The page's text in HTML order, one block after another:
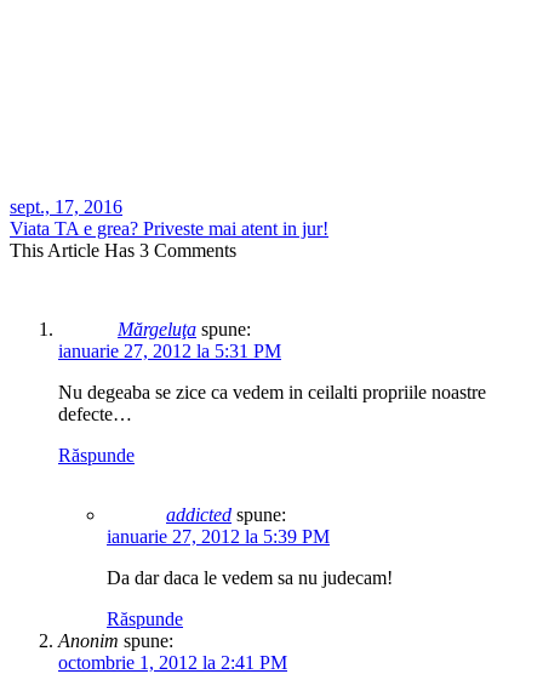
sept., 17, 2016
Viata TA e grea? Priveste mai atent in jur!
This Article Has 3 Comments
Mărgeluţa spune:
ianuarie 27, 2012 la 5:31 PM
Nu degeaba se zice ca vedem in ceilalti propriile noastre
defecte…
Răspunde
addicted spune:
ianuarie 27, 2012 la 5:39 PM
Da dar daca le vedem sa nu judecam!
Răspunde
Anonim spune:
octombrie 1, 2012 la 2:41 PM